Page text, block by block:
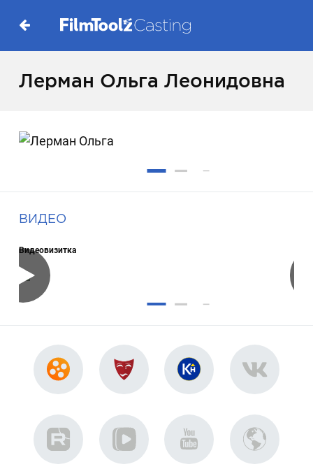
Лерман Ольга Леонидовна
ВИДЕО
Видеовизитка